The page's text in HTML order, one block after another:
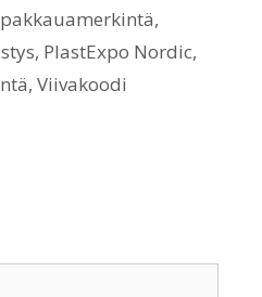
pakkauamerkintä,
, PlastExpo Nordic,
, Viivakoodi